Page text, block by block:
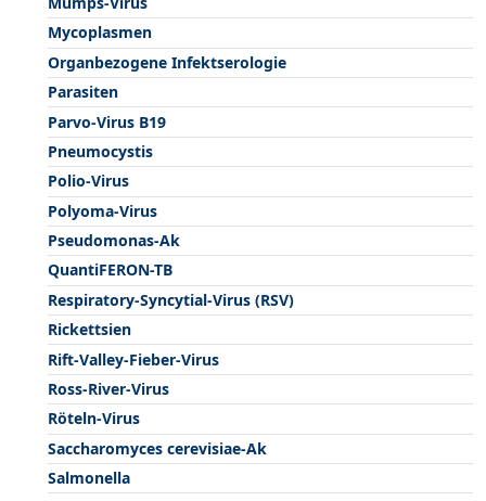
Mycoplasmen
Organbezogene Infektserologie
Parasiten
Parvo-Virus B19
Pneumocystis
Polio-Virus
Polyoma-Virus
Pseudomonas-Ak
QuantiFERON-TB
Respiratory-Syncytial-Virus (RSV)
Rickettsien
Rift-Valley-Fieber-Virus
Ross-River-Virus
Röteln-Virus
Saccharomyces cerevisiae-Ak
Salmonella